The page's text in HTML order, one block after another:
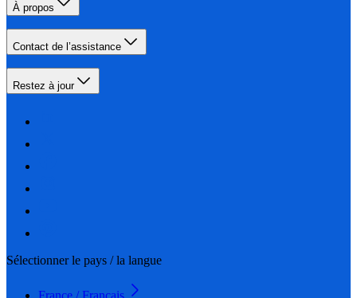
À propos
Contact de l’assistance
Restez à jour
Sélectionner le pays / la langue
France / Français